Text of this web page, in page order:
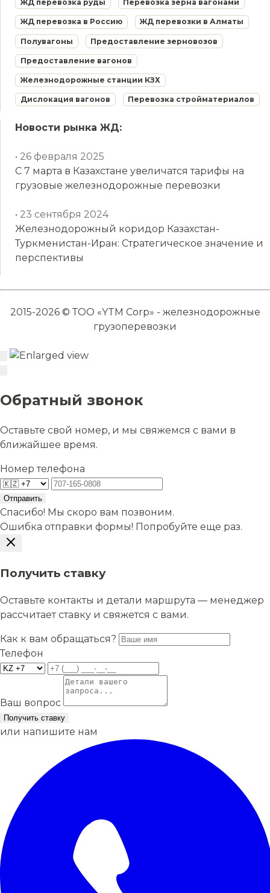
ЖД перевозка руды Перевозка зерна вагонами
ЖД перевозка в Россию ЖД перевозки в Алматы
Полувагоны Предоставление зерновозов
Предоставление вагонов
Железнодорожные станции КЗХ
Дислокация вагонов Перевозка стройматериалов
Новости рынка ЖД:
• 26 февраля 2025
С 7 марта в Казахстане увеличатся тарифы на
грузовые железнодорожные перевозки
• 23 сентября 2024
Железнодорожный коридор Казахстан-
Туркменистан-Иран: Стратегическое значение и
перспективы
2015-2026 © ТОО «YTM Corp» - железнодорожные
грузоперевозки
Обратный звонок
Оставьте свой номер, и мы свяжемся с вами в
ближайшее время.
Номер телефона
Отправить
Спасибо! Мы скоро вам позвоним.
Ошибка отправки формы! Попробуйте еще раз.
Получить ставку
Оставьте контакты и детали маршрута — менеджер
рассчитает ставку и свяжется с вами.
Как к вам обращаться?
Телефон
Ваш вопрос
Получить ставку
или напишите нам